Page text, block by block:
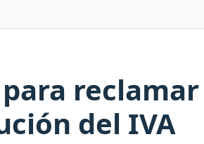
del IVA